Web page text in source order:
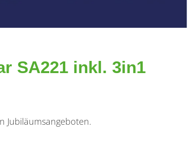
SA221 inkl. 3in1
Jubiläumsangeboten.